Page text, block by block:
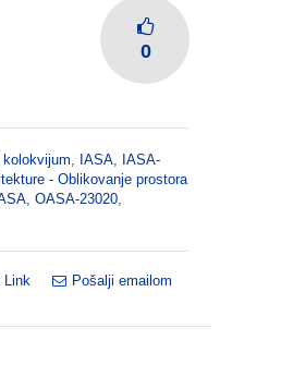
0
kolokvijum, IASA, IASA-
- Oblikovanje prostora
, OASA-23020,
Link Pošalji emailom